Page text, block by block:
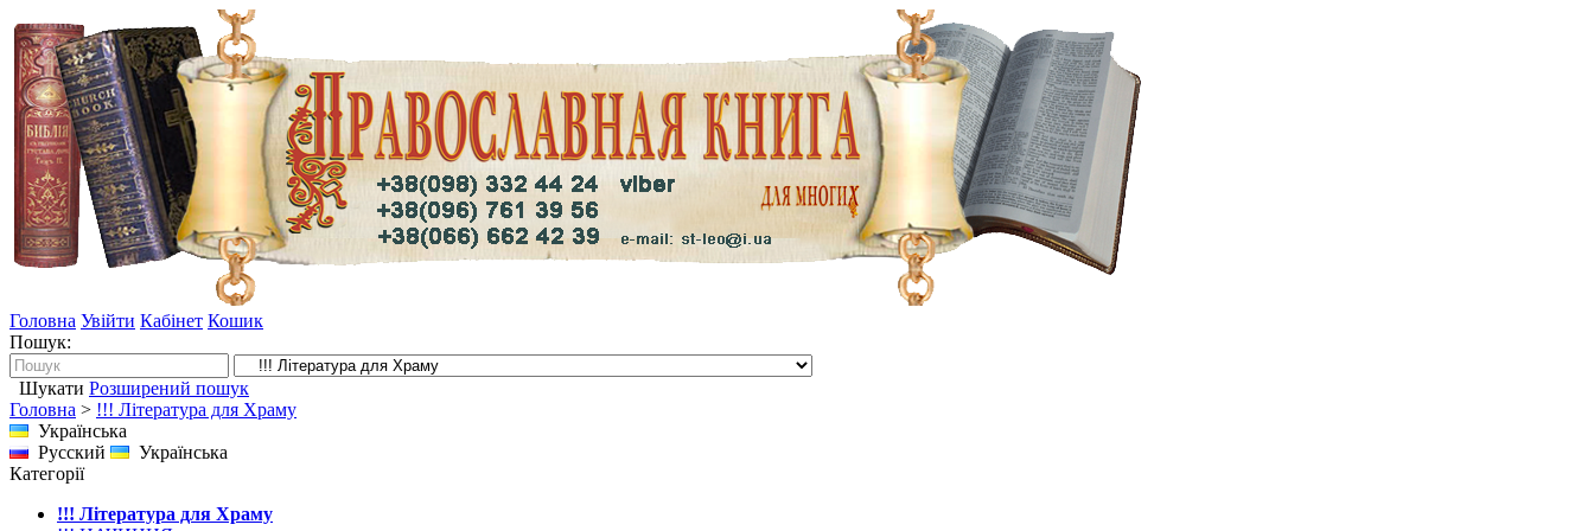
Головна Увійти Кабінет Кошик
Пошук:
Шукати Розширений пошук
Головна > !!! Література для Храму
Українська
Русский
Українська
Категорії
!!! Література для Храму